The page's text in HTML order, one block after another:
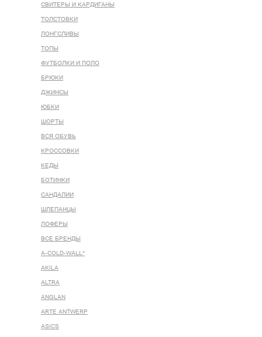
СВИТЕРЫ И КАРДИГАНЫ
ТОЛСТОВКИ
ЛОНГСЛИВЫ
ТОПЫ
ФУТБОЛКИ И ПОЛО
БРЮКИ
ДЖИНСЫ
ЮБКИ
ШОРТЫ
ВСЯ ОБУВЬ
КРОССОВКИ
КЕДЫ
БОТИНКИ
САНДАЛИИ
ШЛЕПАНЦЫ
ЛОФЕРЫ
ВСЕ БРЕНДЫ
A-COLD-WALL*
AKILA
ALTRA
ANGLAN
ARTE ANTWERP
ASICS